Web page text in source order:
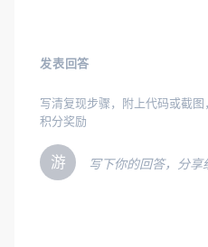
发表回答
写清复现步骤，附上代码或截
积分奖励
游 写下你的回答，分